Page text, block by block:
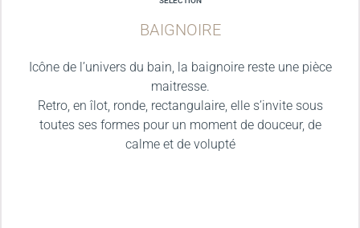
BAIGNOIRE
Icône de l’univers du bain, la baignoire reste une pièce
maitresse.
Retro, en îlot, ronde, rectangulaire, elle s’invite sous
toutes ses formes pour un moment de douceur, de
calme et de volupté